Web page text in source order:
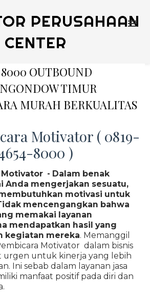
PERUSAHAAN
CENTER
OUTBOUND
TIMUR
MURAH BERKUALITAS
Motivator ( 0819-
8000 )
Motivator - Dalam benak
Anda mengerjakan sesuatu,
motivasi untuk
mencengangkan bahwa
memakai layanan
mendapatkan hasil yang
kegiatan mereka. Memanggil
Motivator dalam bisnis
urgen untuk kinerja yang lebih
Ini sebab dalam layanan jasa
manfaat positif pada diri dan